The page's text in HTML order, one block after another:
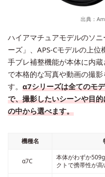
出典：
ハイアマチュアモデルのソ
ーズ」、APS-Cモデルの上
手ブレ補整機能が本体に内
で本格的な写真や動画の撮
す。 α7シリーズは全てのモ
で、撮影したいシーンや目
の中から選べます。
機種名
α7C
本体がわずか
クトで携帯性が高